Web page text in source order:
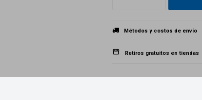
Métodos y costos de envío
Retiros gratuitos en tiendas